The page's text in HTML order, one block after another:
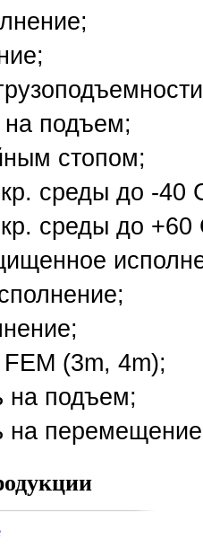
на подъем;
стопом;
среды до -40
среды до +60
(3m, 4m);
на подъем;
на